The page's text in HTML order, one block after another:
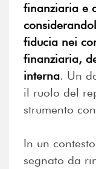
finanziaria e
fiducia nei
finanziaria,
interna. Un
il ruolo del
strumento
In un
segnato da